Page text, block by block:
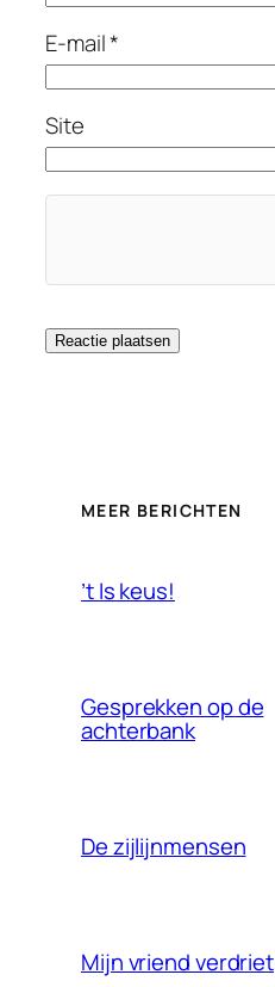
E-mail*
Site
MEER BERICHTEN
’t Is keus!
Gesprekken op de
achterbank
De zijlijnmensen
Mijn vriend verdriet